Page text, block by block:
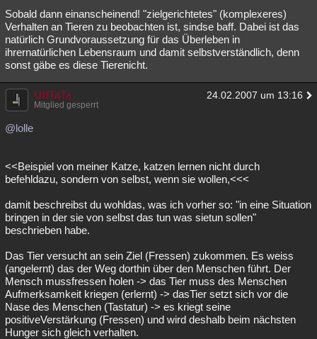
Sobald dann einanscheinend! "zielgerichtetes" (komplexeres)
Verhalten an Tieren zu beobachten ist, sindse baff. Dabei ist das
natürlich Grundvoraussetzung für das Überleben in
ihrernatürlichen Lebensraum und damit selbstverständlich, denn
sonst gäbe es diese Tierenicht.
UffTaTa 24.02.2007 um 13:16
Mitglied gesperrt
@lolle
<<Beispiel von meiner Katze, katzen lernen nicht durch
befehldazu, sondern von selbst, wenn sie wollen,<<<
damit beschreibst du wohldas, was ich vorher so: "in eine Situation
bringen in der sie von selbst das tun was sietun sollen"
beschrieben habe.
Das Tier versucht an sein Ziel (Fressen) zukommen. Es weiss
(angelernt) das der Weg dorthin über den Menschen führt. Der
Mensch mussfressen holen -> das Tier muss des Menschen
Aufmerksamkeit kriegen (erlernt) -> dasTier setzt sich vor die
Nase des Menschen (Tastatur) -> es kriegt seine
positiveVerstärkung (Fressen) und wird deshalb beim nächsten
Hunger sich gleich verhalten.